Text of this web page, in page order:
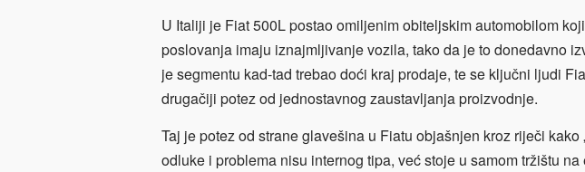
U Italiji je Fiat500L postao omiljenim obiteljskim automobilom
poslovanja imaju iznajmljivanje vozila, tako da je to donedavno
je segmentu kad-tad trebao doći kraj prodaje, te se ključni ljudi
drugačiji potez od jednostavnog zaustavljanja proizvodnje.
Taj je potez od strane glavešina u Fiatu objašnjen kroz riječi kako
odluke i problema nisu internog tipa, već stoje u samom tržištu